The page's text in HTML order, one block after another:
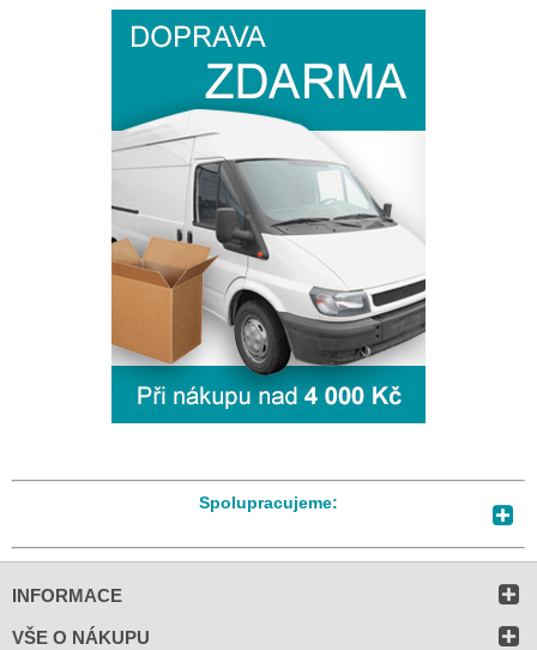
Spolupracujeme:
INFORMACE
VŠE O NÁKUPU